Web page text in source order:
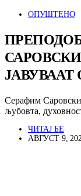
ОПУШТЕНО
Серафим Саровски
љубовта,
ЧИТАЈ БЕ
АВГУСТ 9,